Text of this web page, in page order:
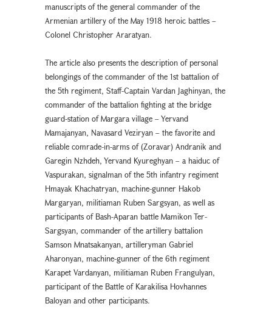
manuscripts of the general commander of the
Armenian artillery of the May 1918 heroic battles –
Colonel Christopher Araratyan.
The article also presents the description of personal
belongings of the commander of the 1st battalion of
the 5th regiment, Staff-Captain Vardan Jaghinyan, the
commander of the battalion fighting at the bridge
guard-station of Margara village – Yervand
Mamajanyan, Navasard Veziryan – the favorite and
reliable comrade-in-arms of (Zoravar) Andranik and
Garegin Nzhdeh, Yervand Kyureghyan – a haiduc of
Vaspurakan, signalman of the 5th infantry regiment
Hmayak Khachatryan, machine-gunner Hakob
Margaryan, militiaman Ruben Sargsyan, as well as
participants of Bash-Aparan battle Mamikon Ter-
Sargsyan, commander of the artillery battalion
Samson Mnatsakanyan, artilleryman Gabriel
Aharonyan, machine-gunner of the 6th regiment
Karapet Vardanyan, militiaman Ruben Frangulyan,
participant of the Battle of Karakilisa Hovhannes
Baloyan and other participants.